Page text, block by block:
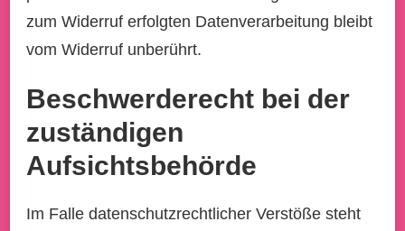
zum Widerruf erfolgten Datenverarbeitung bleibt
vom Widerruf unberührt.
Beschwerderecht bei der
zuständigen
Aufsichtsbehörde
Im Falle datenschutzrechtlicher Verstöße steht